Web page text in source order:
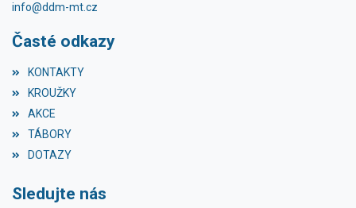
info@ddm-mt.cz
Časté odkazy
KONTAKTY
KROUŽKY
AKCE
TÁBORY
DOTAZY
Sledujte nás